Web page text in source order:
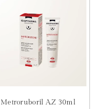
Metroruboril A.Z 30ml